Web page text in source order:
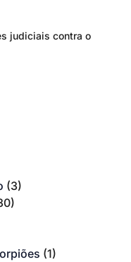
judiciais contra o
(3)
(1)